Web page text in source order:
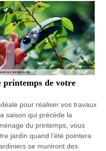
printemps de votre
pour réaliser vos travaux
saison qui précède la
du printemps, vous
jardin quand l’été pointera
se muniront des